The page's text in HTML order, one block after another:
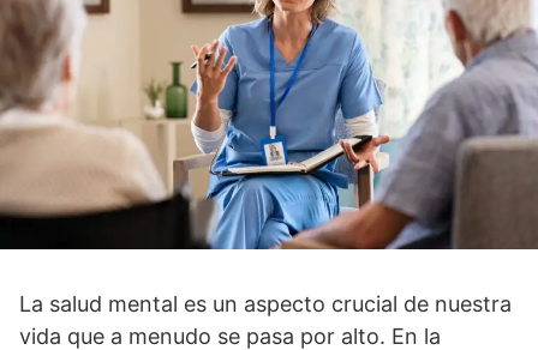
La salud mental es un aspecto crucial de nuestra
vida que a menudo se pasa por alto. En la